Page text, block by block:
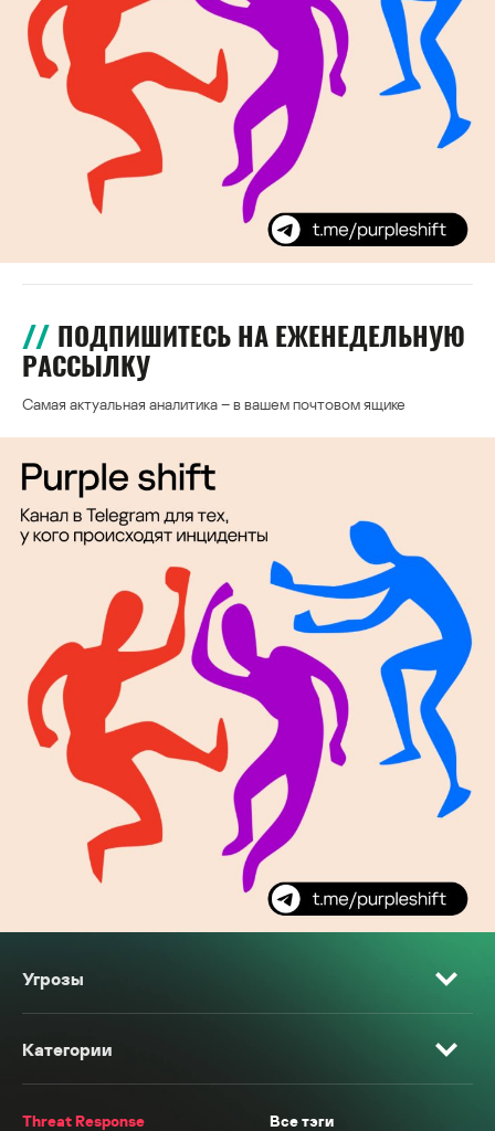
ПОДПИШИТЕСЬ НА ЕЖЕНЕДЕЛЬНУЮ
РАССЫЛКУ
Самая актуальная аналитика – в вашем почтовом ящике
Угрозы
Категории
Threat Response Все тэги